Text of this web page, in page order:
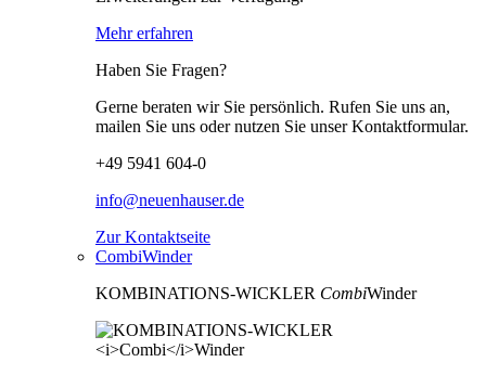
Mehr erfahren
Haben Sie Fragen?
Gerne beraten wir Sie persönlich. Rufen Sie uns an,
mailen Sie uns oder nutzen Sie unser Kontaktformular.
+49 5941 604-0
info@neuenhauser.de
Zur Kontaktseite
CombiWinder
KOMBINATIONS-WICKLER CombiWinder